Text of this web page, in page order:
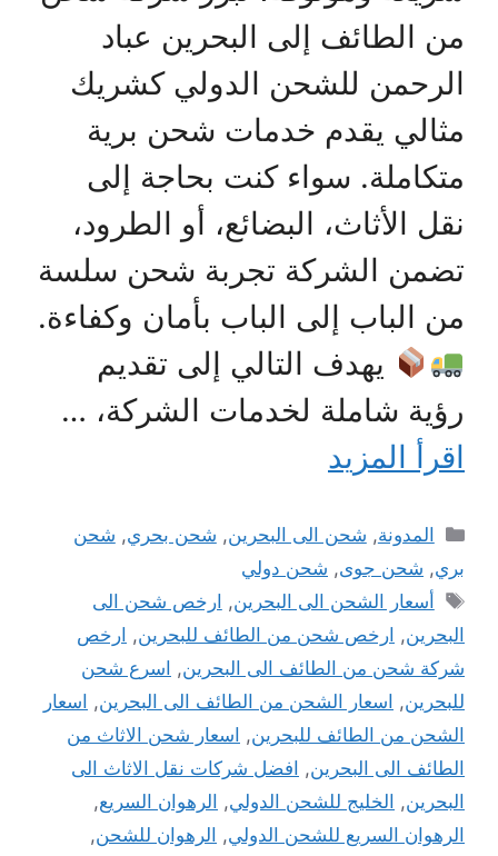
من الطائف إلى البحرين عباد
الرحمن للشحن الدولي كشريك
مثالي يقدم خدمات شحن برية
متكاملة. سواء كنت بحاجة إلى
نقل الأثاث، البضائع، أو الطرود،
تضمن الشركة تجربة شحن سلسة
من الباب إلى الباب بأمان وكفاءة.
يهدف التالي إلى تقديم
رؤية شاملة لخدمات الشركة، …
اقرأ المزيد
التصنيفات
المدونة, شحن الى البحرين, شحن بحري, شحن
بري, شحن جوى, شحن دولي
الوسوم
أسعار الشحن الى البحرين, ارخص شحن الى
البحرين, ارخص شحن من الطائف للبحرين, ارخص
شركة شحن من الطائف الى البحرين, اسرع شحن
للبحرين, اسعار الشحن من الطائف الى البحرين, اسعار
الشحن من الطائف للبحرين, اسعار شحن الاثاث من
الطائف الى البحرين, افضل شركات نقل الاثاث الى
البحرين, الخليج للشحن الدولي, الرهوان السريع,
الرهوان السريع للشحن الدولي, الرهوان للشحن,